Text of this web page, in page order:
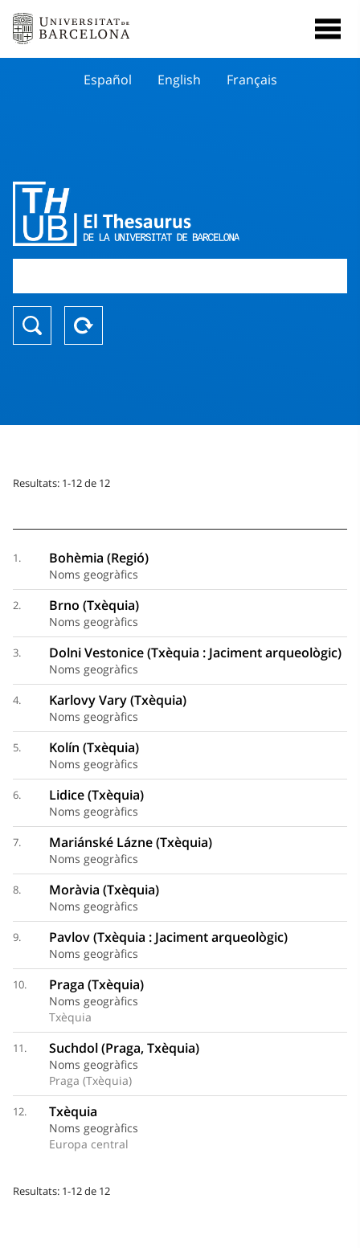
Español English Français
Resultats: 1-12 de 12
1. Bohèmia (Regió)
Noms geogràfics
2. Brno (Txèquia)
Noms geogràfics
3. Dolni Vestonice (Txèquia : Jaciment arqueològic)
Noms geogràfics
4. Karlovy Vary (Txèquia)
Noms geogràfics
5. Kolín (Txèquia)
Noms geogràfics
6. Lidice (Txèquia)
Noms geogràfics
7. Mariánské Lázne (Txèquia)
Noms geogràfics
8. Moràvia (Txèquia)
Noms geogràfics
9. Pavlov (Txèquia : Jaciment arqueològic)
Noms geogràfics
10. Praga (Txèquia)
Noms geogràfics
Txèquia
11. Suchdol (Praga, Txèquia)
Noms geogràfics
Praga (Txèquia)
12. Txèquia
Noms geogràfics
Europa central
Resultats: 1-12 de 12